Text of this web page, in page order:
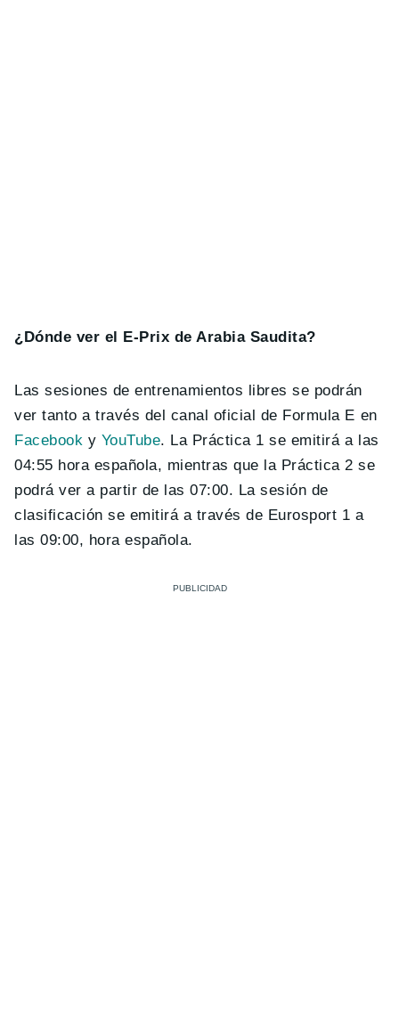
¿Dónde ver el E-Prix de Arabia Saudita?
Las sesiones de entrenamientos libres se podrán
ver tanto a través del canal oficial de Formula E en
Facebook y YouTube. La Práctica 1 se emitirá a las
04:55 hora española, mientras que la Práctica 2 se
podrá ver a partir de las 07:00. La sesión de
clasificación se emitirá a través de Eurosport 1 a
las 09:00, hora española.